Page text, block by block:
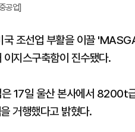
공업]
국 조선업 부활을 이끌
이지스구축함이 진수됐다.
17일 울산 본사에서 8200t
거행했다고 밝혔다.